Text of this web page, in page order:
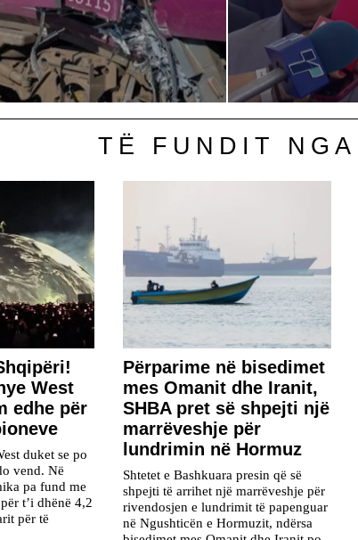
TË FUNDIT NGA
West
edhe për
duket se po
vend. Në
pa fund me
t’i dhënë 4,2
për të
Përparime në bisedimet
mes Omanit dhe Iranit,
SHBA pret së shpejti një
marrëveshje për
lundrimin në Hormuz
Shtetet e Bashkuara presin që së
shpejti të arrihet një marrëveshje për
rivendosjen e lundrimit të papenguar
në Ngushticën e Hormuzit, ndërsa